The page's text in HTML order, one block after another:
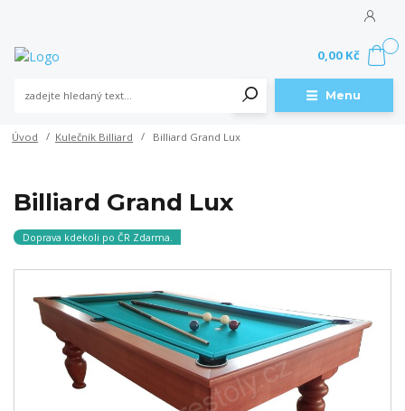
Menu
0,00 Kč
Úvod Kulečník Billiard Billiard Grand Lux
Billiard Grand Lux
Doprava kdekoli po ČR Zdarma.